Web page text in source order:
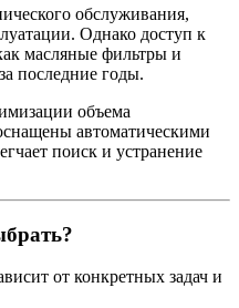
обслуживания,
Однако доступ к
масляные фильтры и
последние годы.
объема
автоматическими
поиск и устранение
от конкретных задач и